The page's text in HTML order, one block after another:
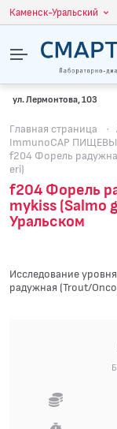
Каменск-Уральский
ул. Лермонтова, 103
Главная страница ·
ImmunoCAP
f204 Форель
eri)
f204 Форель
mykiss (Salmo
Уральском
Исследование
радужная (Trout/